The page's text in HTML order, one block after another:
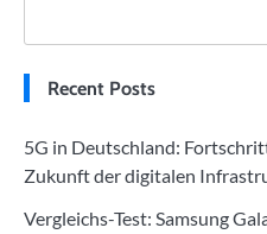
Recent Posts
5G in Deutschland:
Zukunft der digitalen
Vergleichs-Test: Samsung